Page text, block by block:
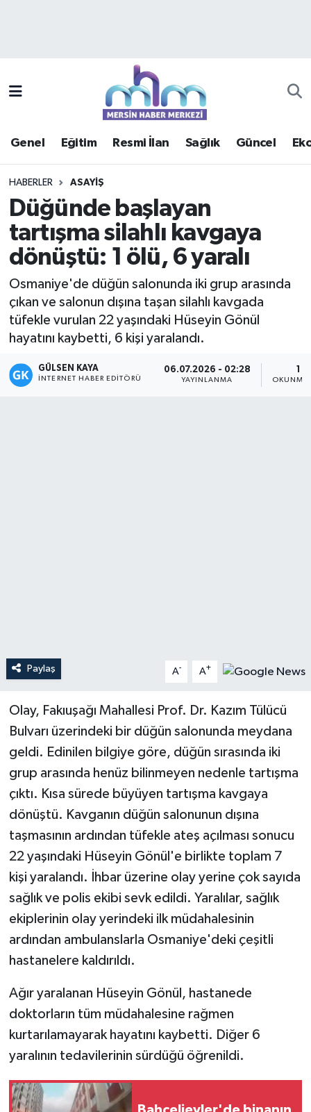
Genel Eğitim Resmi İlan Sağlık Güncel
HABERLER ASAYIŞ
Düğünde başlayan
tartışma silahlı kavgaya
dönüştü: 1 ölü, 6 yaralı
Osmaniye'de düğün salonunda iki grup arasında
çıkan ve salonun dışına taşan silahlı kavgada
tüfekle vurulan 22 yaşındaki Hüseyin Gönül
hayatını kaybetti, 6 kişi yaralandı.
GÜLSEN KAYA
İNTERNET HABER EDITÖRÜ
06.07.2026 - 02:28
YAYINLANMA OKUNMA
Paylaş A- A+
Olay, Fakıuşağı Mahallesi Prof. Dr. Kazım Tülücü
Bulvarı üzerindeki bir düğün salonunda meydana
geldi. Edinilen bilgiye göre, düğün sırasında iki
grup arasında henüz bilinmeyen nedenle tartışma
çıktı. Kısa sürede büyüyen tartışma kavgaya
dönüştü. Kavganın düğün salonunun dışına
taşmasının ardından tüfekle ateş açılması sonucu
22 yaşındaki Hüseyin Gönül'e birlikte toplam 7
kişi yaralandı. İhbar üzerine olay yerine çok sayıda
sağlık ve polis ekibi sevk edildi. Yaralılar, sağlık
ekiplerinin olay yerindeki ilk müdahalesinin
ardından ambulanslarla Osmaniye'deki çeşitli
hastanelere kaldırıldı.
Ağır yaralanan Hüseyin Gönül, hastanede
doktorların tüm müdahalesine rağmen
kurtarılamayarak hayatını kaybetti. Diğer 6
yaralının tedavilerinin sürdüğü öğrenildi.
Güncel
Haberde insan
Kültür - Sanat
Magazin
Mersin
Mersin Trafik Yoğunluk Haritası
Süper Lig Puan Durumu ve Fikstür
Haber Arşivi